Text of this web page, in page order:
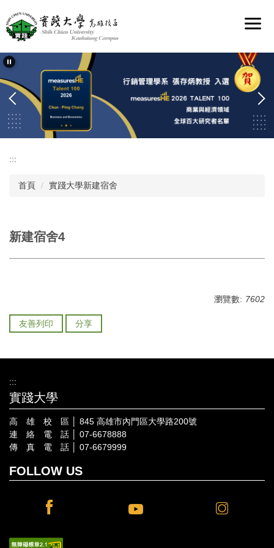
到
主
內
區
:::
首頁 實踐大學新建宿舍
新建宿舍4
瀏覽數: 7602
友善列印 分享
:::
實踐大學
高 雄 校 區 │ 845 高雄市內門區大學路200號
連 絡 電 話 │ 07-6678888
傳 真 電 話 │ 07-6679999
FOLLOW US